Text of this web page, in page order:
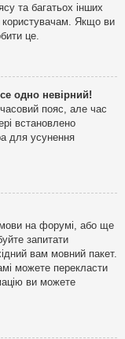
та багатьох інших
Якщо ви
це.
одно невірний!
пояс, але час
встановлено
для усунення
мови на форумі, або ще
запитати
вам мовний пакет.
можете перекласти
ви можете